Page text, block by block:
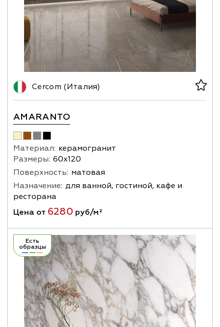
Cercom (Италия)
AMARANTO
Материал: керамогранит
Размеры: 60х120
Поверхность: матовая
Назначение: для ванной, гостиной, кафе и
ресторана
Цена от 6280 руб/м²
Есть
образцы